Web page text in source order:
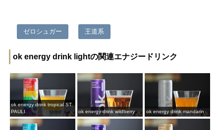
ゼロシュガー 王道系
ok energy drink lightの関連エナジードリンク
ok energy drink tropical ST.
PAULI
ok energy drink wildberry ok energy drink mandarin